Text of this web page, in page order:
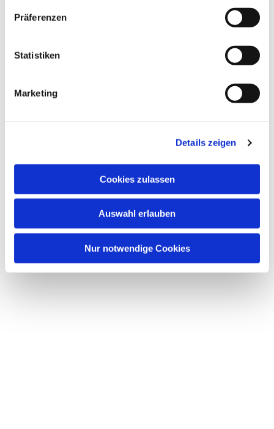
Präferenzen
Statistiken
Marketing
Details zeigen
Cookies zulassen
Auswahl erlauben
Nur notwendige Cookies
interessieren